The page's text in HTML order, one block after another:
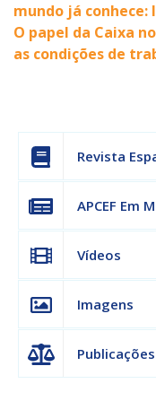
mundo já conhece:
O papel da Caixa
as condições de
Revista
APCEF Em
Vídeos
Imagens